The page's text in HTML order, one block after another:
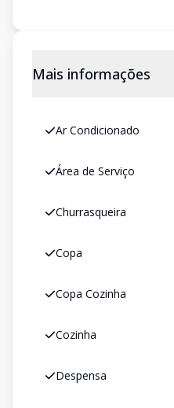
Mais informações
Ar Condicionado
Área de Serviço
Churrasqueira
Copa
Copa Cozinha
Cozinha
Despensa